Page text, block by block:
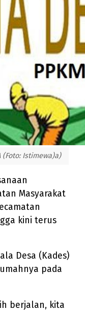
(Foto: Istimewa)a)
Masyarakat
kini terus
Desa (Kades)
pada
berjalan, kita